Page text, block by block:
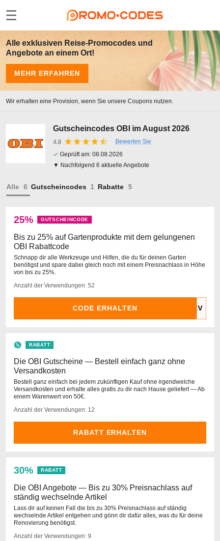
Alle exklusiven Reise-Promocodes und
Angebote an einem Ort!
MEHR ERFAHREN
Wir erhalten eine Provision, wenn Sie unsere Coupons nutzen.
Gutscheincodes OBI im August 2026
4.8
Bewerten Sie
✓ Geprüft am: 08.08.2026
▼ Nachfolgend 6 aktuelle Angebote
Alle Gutscheincodes Rabatte
25% GUTSCHEINCODE
Bis zu 25% auf Gartenprodukte mit dem gelungenen
OBI Rabattcode
Schnapp dir alle Werkzeuge und Hilfen, die du für deinen Garten
benötigst und spare dabei gleich noch mit einem Preisnachlass in Höhe
von bis zu 25%.
Anzahl der Verwendungen: 52
CODE ERHALTEN
RABATT
Die OBI Gutscheine — Bestell einfach ganz ohne
Versandkosten
Bestell ganz einfach bei jedem zukünftigen Kauf ohne irgendwelche
Versandkosten und erhalte alles gratis zu dir nach Hause geliefert — Ab
einem Warenwert von 50€.
Anzahl der Verwendungen: 12
RABATT ERHALTEN
30% RABATT
Die OBI Angebote — Bis zu 30% Preisnachlass auf
ständig wechselnde Artikel
Lass dir auf keinen Fall die bis zu 30% Preisnachlass auf ständig
wechselnde Artikel entgehen und gönn dir dafür alles, was du für deine
Renovierung benötigst.
Anzahl der Verwendungen: 9